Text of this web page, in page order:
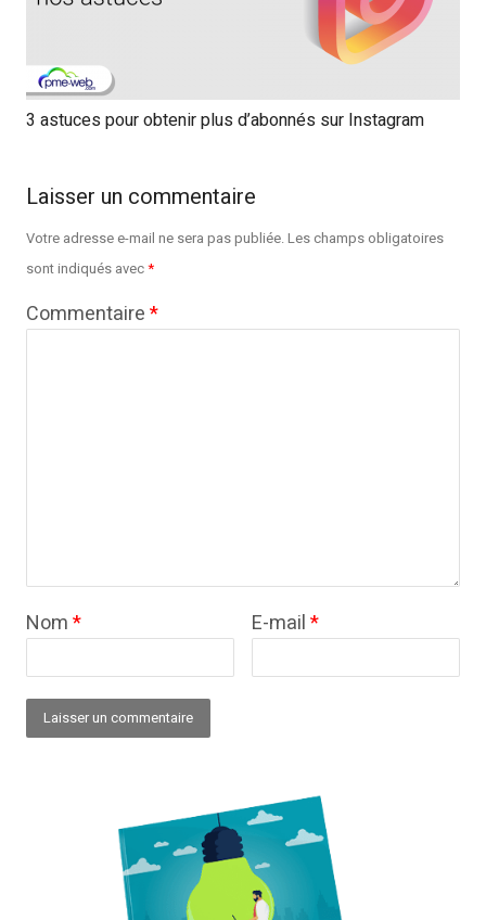
3 astuces pour obtenir plus d’abonnés sur Instagram
Laisser un commentaire
Votre adresse e-mail ne sera pas publiée.Les champs obligatoires
sont indiqués avec*
Commentaire*
Nom* E-mail*